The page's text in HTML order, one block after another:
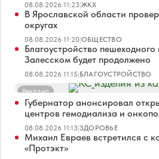
08.08.2026 11:23|ЖКХ
В Ярославской области
округах
08.08.2026 11:20|ОБЩЕСТВО
Благоустройство
Залесском будет продолжено
08.08.2026 11:15|БЛАГОУСТРОЙСТВО
Реклама
Губернатор анонсировал
центров гемодиализа и
08.08.2026 11:13|ЗДОРОВЬЕ
Михаил Евраев встретился с
«Протэкт»